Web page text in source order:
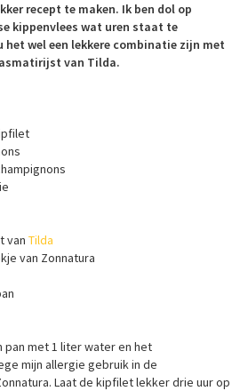
recept te maken. Ik ben dol op
kippenvlees wat uren staat te
het wel een lekkere combinatie zijn met
van Tilda.
van Tilda
van Zonnatura
pan met 1 liter water en het
mijn allergie gebruik in de
Laat de kipfilet lekker drie uur op